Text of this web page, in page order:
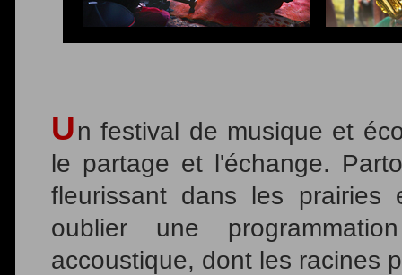
Un festival de musique et
le partage et l'échange.
fleurissant dans les
oublier une
accoustique, dont les racines